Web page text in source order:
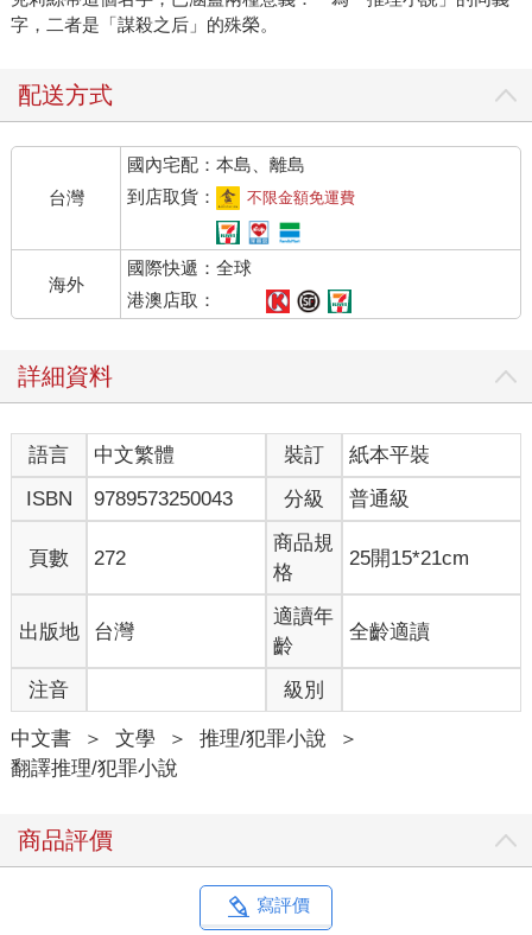
字，二者是「謀殺之后」的殊榮。
配送方式
台灣
國內宅配：本島、離島
到店取貨：
不限金額免運費
海外
國際快遞：全球
港澳店取：
詳細資料
語言 中文繁體 裝訂
紙本平裝
ISBN
9789573250043 分級 普通級
頁數 272
商品規
格
25開15*21cm
出版地 台灣
適讀年
齡
全齡適讀
注音 級別
中文書 ＞ 文學 ＞ 推理/犯罪小說
＞
翻譯推理/犯罪小說
商品評價
寫評價